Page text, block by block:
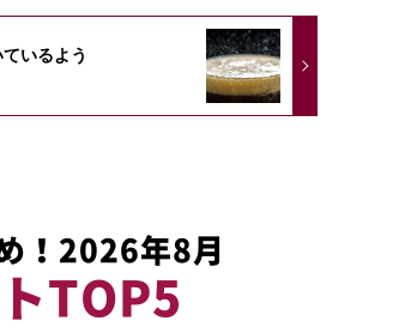
いるよう
！2026年8月
TOP5